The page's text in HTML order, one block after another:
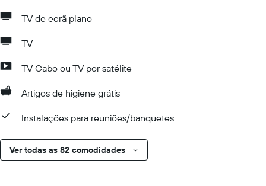
TV de ecrã plano
TV
TV Cabo ou TV por satélite
Artigos de higiene grátis
Instalações para reuniões/banquetes
Ver todas as 82 comodidades